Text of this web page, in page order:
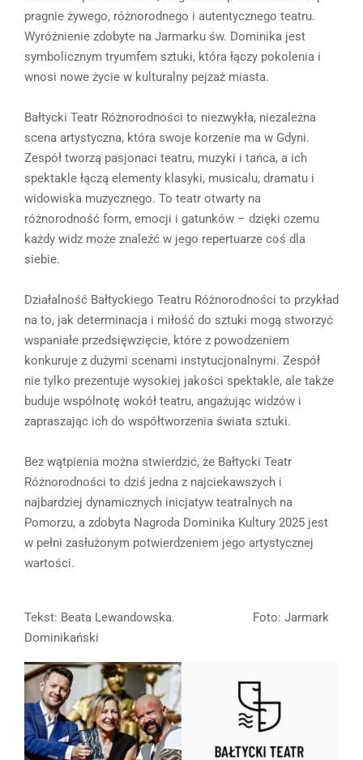
pragnie żywego, różnorodnego i autentycznego teatru.
Wyróżnienie zdobyte na Jarmarku św. Dominika jest
symbolicznym tryumfem sztuki, która łączy pokolenia i
wnosi nowe życie w kulturalny pejzaż miasta.
Bałtycki Teatr Różnorodności to niezwykła, niezależna
scena artystyczna, która swoje korzenie ma w Gdyni.
Zespół tworzą pasjonaci teatru, muzyki i tańca, a ich
spektakle łączą elementy klasyki, musicalu, dramatu i
widowiska muzycznego. To teatr otwarty na
różnorodność form, emocji i gatunków – dzięki czemu
każdy widz może znaleźć w jego repertuarze coś dla
siebie.
Działalność Bałtyckiego Teatru Różnorodności to przykład
na to, jak determinacja i miłość do sztuki mogą stworzyć
wspaniałe przedsięwzięcie, które z powodzeniem
konkuruje z dużymi scenami instytucjonalnymi. Zespół
nie tylko prezentuje wysokiej jakości spektakle, ale także
buduje wspólnotę wokół teatru, angażując widzów i
zapraszając ich do współtworzenia świata sztuki.
Bez wątpienia można stwierdzić, że Bałtycki Teatr
Różnorodności to dziś jedna z najciekawszych i
najbardziej dynamicznych inicjatyw teatralnych na
Pomorzu, a zdobyta Nagroda Dominika Kultury 2025 jest
w pełni zasłużonym potwierdzeniem jego artystycznej
wartości.
Tekst: Beata Lewandowska. Foto: Jarmark
Dominikański